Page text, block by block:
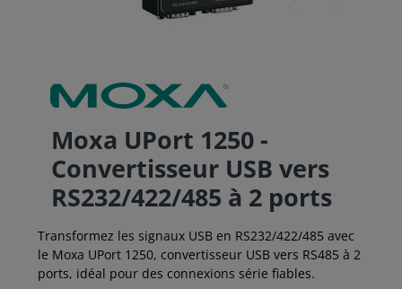
Moxa UPort 1250 -
Convertisseur USB vers
RS232/422/485 à 2 ports
Transformez les signaux USB en RS232/422/485 avec
le Moxa UPort 1250, convertisseur USB vers RS485 à 2
ports, idéal pour des connexions série fiables.